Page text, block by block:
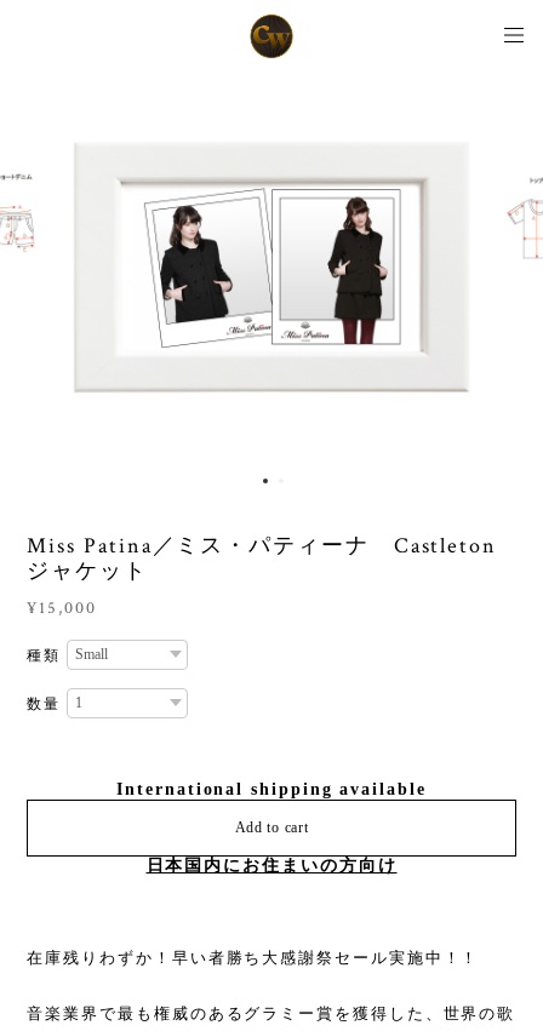
Miss Patina／ミス・パティーナ Castleton
ジャケット
¥15,000
種類
数量
International shipping available
Add to cart
日本国内にお住まいの方向け
在庫残りわずか！早い者勝ち大感謝祭セール実施中！！
音楽業界で最も権威のあるグラミー賞を獲得した、世界の歌